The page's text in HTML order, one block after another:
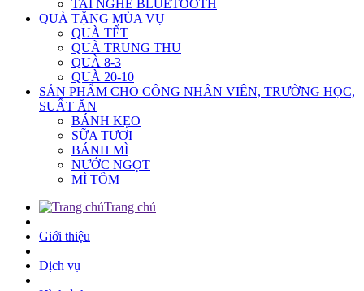
TAI NGHE BLUETOOTH
QUÀ TẶNG MÙA VỤ
QUÀ TẾT
QUÀ TRUNG THU
QUÀ 8-3
QUÀ 20-10
SẢN PHẨM CHO CÔNG NHÂN VIÊN, TRƯỜNG HỌC,
SUẤT ĂN
BÁNH KẸO
SỮA TƯƠI
BÁNH MÌ
NƯỚC NGỌT
MÌ TÔM
Trang chủ
Giới thiệu
Dịch vụ